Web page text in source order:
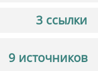
3 ссылки
9 источников